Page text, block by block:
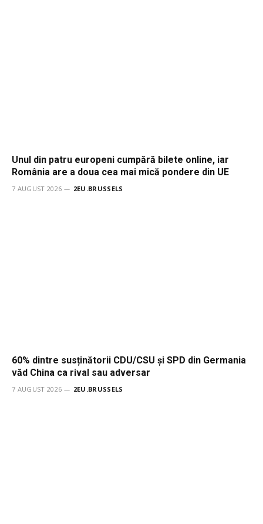
Unul din patru europeni cumpără bilete online, iar
România are a doua cea mai mică pondere din UE
7 AUGUST 2026 2EU.BRUSSELS
60% dintre susținătorii CDU/CSU și SPD din Germania
văd China ca rival sau adversar
7 AUGUST 2026 2EU.BRUSSELS